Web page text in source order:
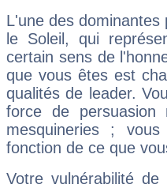
L'une des
le Soleil, qui
certain sens de
que vous êtes est
qualités de leader.
force de
mesquineries ;
fonction de ce que
Votre vulnérabilité